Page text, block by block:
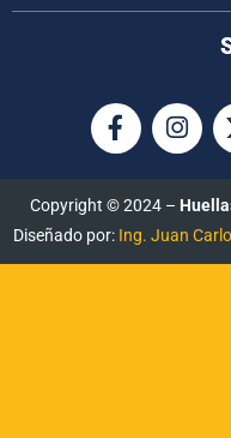
Copyright © 2024 –
Diseñado por: Ing. Juan